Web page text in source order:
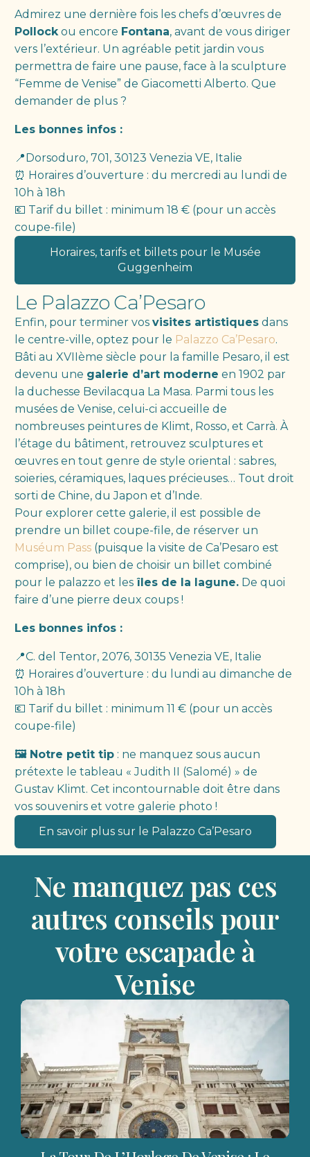
Admirez une dernière fois les chefs d’œuvres de
Pollockou encore Fontana, avant de vous diriger
vers l’extérieur. Un agréable petit jardin vous
permettra de faire une pause, face à la sculpture
“Femme de Venise” de Giacometti Alberto. Que
demander de plus ?
Les bonnes infos :
📍Dorsoduro, 701, 30123 Venezia VE, Italie
⏰ Horaires d’ouverture : du mercredi au lundi de
10h à 18h
💶 Tarif du billet : minimum 18 € (pour un accès
coupe-file)
Horaires, tarifs et billets pour le Musée
Guggenheim
Le Palazzo Ca’Pesaro
Enfin, pour terminer vos visites artistiquesdans
le centre-ville, optez pour le Palazzo Ca’Pesaro.
Bâti au XVIIème siècle pour la famille Pesaro, il est
devenu une galerie d’art moderne en 1902 par
la duchesse Bevilacqua La Masa. Parmi tous les
musées de Venise, celui-ci accueille de
nombreuses peintures de Klimt, Rosso, et Carrà. À
l’étage du bâtiment, retrouvez sculptures et
œuvres en tout genre de style oriental : sabres,
soieries, céramiques, laques précieuses… Tout droit
sorti de Chine, du Japon et d’Inde.
Pour explorer cette galerie, il est possible de
prendre un billet coupe-file, de réserver un
Muséum Pass(puisque la visite de Ca’Pesaro est
comprise), ou bien de choisir un billet combiné
pour le palazzo et lesîles de la lagune.De quoi
faire d’une pierre deux coups !
Les bonnes infos :
📍C. del Tentor, 2076, 30135 Venezia VE, Italie
⏰ Horaires d’ouverture : du lundi au dimanche de
10h à 18h
💶 Tarif du billet : minimum 11 € (pour un accès
coupe-file)
🖼️ Notre petit tip: ne manquez sous aucun
prétexte le tableau « Judith II (Salomé) » de
Gustav Klimt. Cet incontournable doit être dans
vos souvenirs et votre galerie photo !
En savoir plus sur le Palazzo Ca’Pesaro
Ne manquez pas ces
autres conseils pour
votre escapade à
Venise​